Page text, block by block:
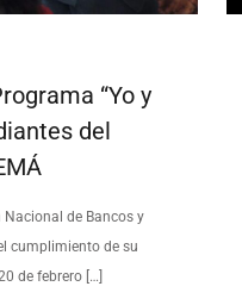
“Yo y
del
Nacional de Bancos y
cumplimiento de su
de febrero[…]